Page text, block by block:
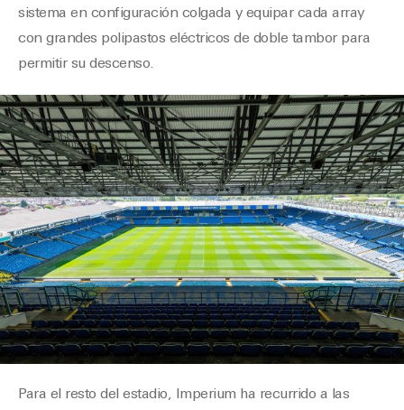
sistema en configuración colgada y equipar cada array
con grandes polipastos eléctricos de doble tambor para
permitir su descenso.
Para el resto del estadio, Imperium ha recurrido a las